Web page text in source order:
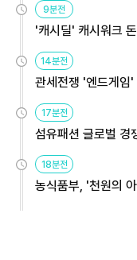
9분전
'캐시딜' 캐시워크
14분전
관세전쟁 '엔드게임
17분전
섬유패션 글로벌
18분전
농식품부, '천원의